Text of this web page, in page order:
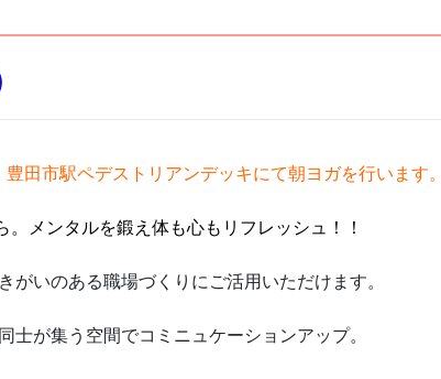
豊田市駅ペデストリアンデッキにて朝ヨガを行います。
。メンタルを鍛え体も心もリフレッシュ！！
がいのある職場づくりにご活用いただけます。
士が集う空間でコミニュケーションアップ。